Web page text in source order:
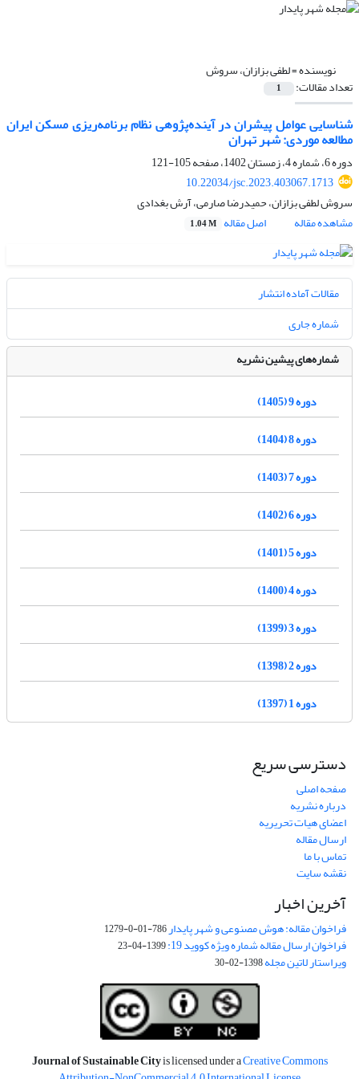
نویسنده =لطفی بزازان، سروش
تعداد مقالات: 1
شناسایی عوامل پیشران در آینده‌پژوهی نظام برنامه‌ریزی مسکن ایران
مطالعه موردی: شهر تهران
دوره 6، شماره 4، زمستان 1402، صفحه
105-121
10.22034/jsc.2023.403067.1713
سروش لطفی بزازان، حمیدرضا صارمی، آرش بغدادی
مشاهده مقاله
اصل مقاله 1.04 M
مقالات آماده انتشار
شماره جاری
شماره‌های پیشین نشریه
دوره 9 (1405)
دوره 8 (1404)
دوره 7 (1403)
دوره 6 (1402)
دوره 5 (1401)
دوره 4 (1400)
دوره 3 (1399)
دوره 2 (1398)
دوره 1 (1397)
دسترسی سریع
صفحه اصلی
درباره نشریه
اعضای هیات تحریریه
ارسال مقاله
تماس با ما
نقشه سایت
آخرین اخبار
فراخوان مقاله: هوش مصنوعی و شهر پایدار786-01-0-1279
فراخوان ارسال مقاله شماره ویژه کووید 19: 1399-04-23
ویراستار لاتین مجله1398-02-30
Journal of Sustainable Cityis licensed under aCreative Commons